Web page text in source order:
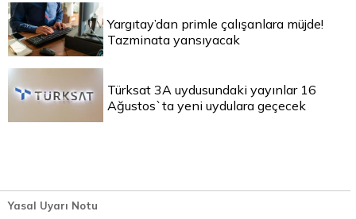
Yargıtay’dan primle çalışanlara müjde!
Tazminata yansıyacak
Türksat 3A uydusundaki yayınlar 16
Ağustos`ta yeni uydulara geçecek
Yasal Uyarı Notu